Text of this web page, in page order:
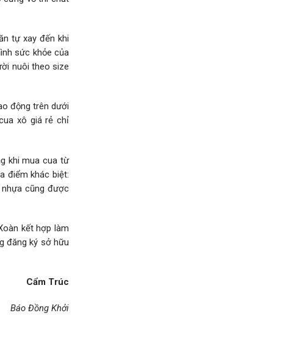
tự xay đến khi
sức khỏe của
nuôi theo size
động trên dưới
xô giá rẻ chỉ
khi mua cua từ
điểm khác biệt:
nhựa cũng được
kết hợp làm
đăng ký sở hữu
Cẩm Trúc
Báo Đồng Khởi